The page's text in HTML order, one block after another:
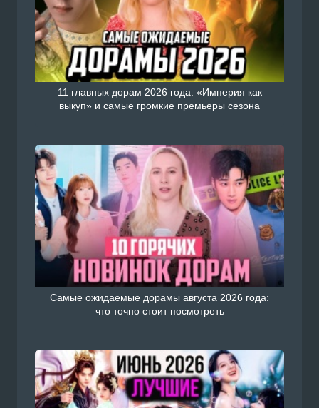
11 главных дорам 2026 года: «Империя как
выкуп» и самые громкие премьеры сезона
Самые ожидаемые дорамы августа 2026 года:
что точно стоит посмотреть